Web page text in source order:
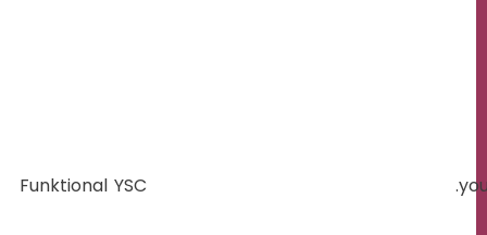
Funktional YSC